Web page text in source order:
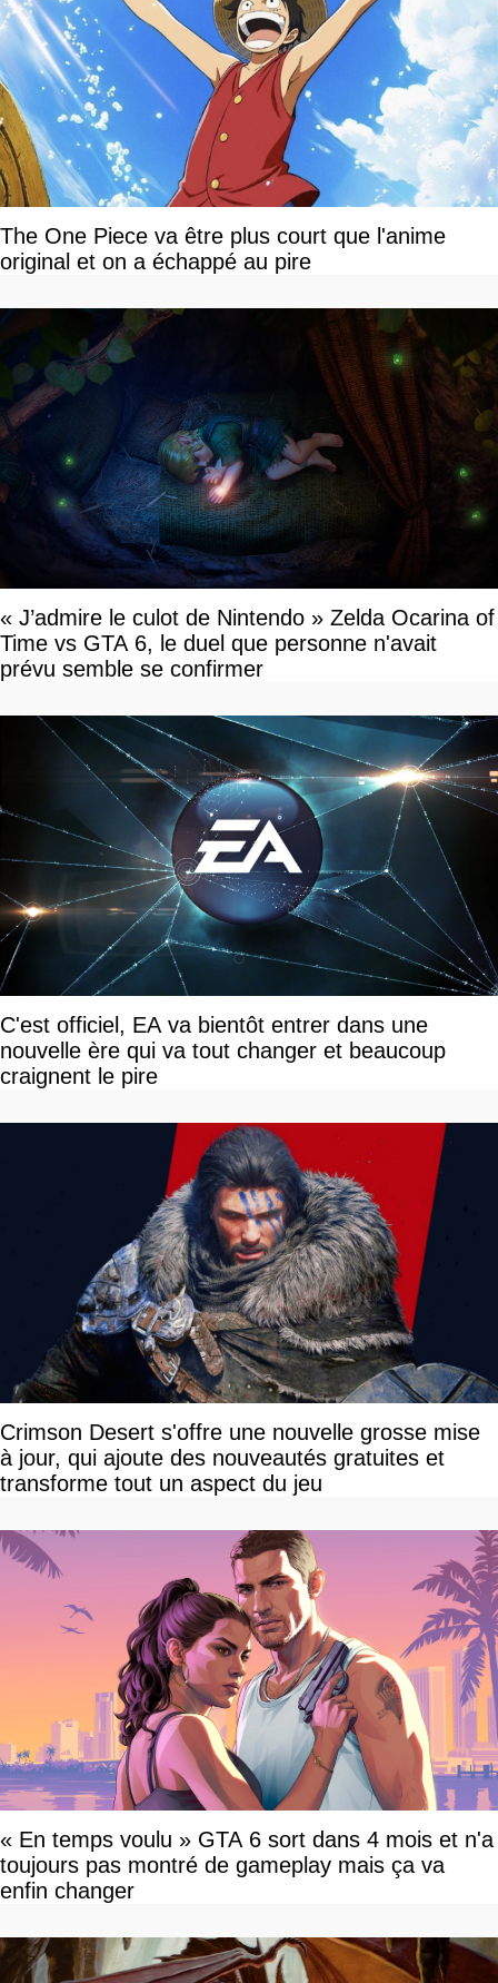
The One Piece va être plus court que l'anime
original et on a échappé au pire
« J’admire le culot de Nintendo » Zelda Ocarina of
Time vs GTA 6, le duel que personne n'avait
prévu semble se confirmer
C'est officiel, EA va bientôt entrer dans une
nouvelle ère qui va tout changer et beaucoup
craignent le pire
Crimson Desert s'offre une nouvelle grosse mise
à jour, qui ajoute des nouveautés gratuites et
transforme tout un aspect du jeu
« En temps voulu » GTA 6 sort dans 4 mois et n'a
toujours pas montré de gameplay mais ça va
enfin changer